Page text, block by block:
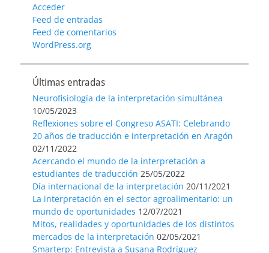
Acceder
Feed de entradas
Feed de comentarios
WordPress.org
Últimas entradas
Neurofisiología de la interpretación simultánea
10/05/2023
Reflexiones sobre el Congreso ASATI: Celebrando
20 años de traducción e interpretación en Aragón
02/11/2022
Acercando el mundo de la interpretación a
estudiantes de traducción 25/05/2022
Día internacional de la interpretación 20/11/2021
La interpretación en el sector agroalimentario: un
mundo de oportunidades 12/07/2021
Mitos, realidades y oportunidades de los distintos
mercados de la interpretación 02/05/2021
Smarterp: Entrevista a Susana Rodríguez